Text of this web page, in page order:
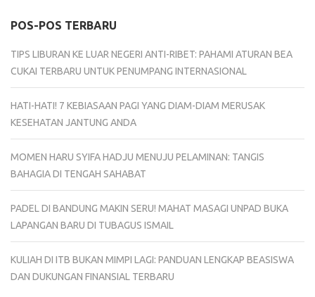
POS-POS TERBARU
TIPS LIBURAN KE LUAR NEGERI ANTI-RIBET: PAHAMI ATURAN BEA
CUKAI TERBARU UNTUK PENUMPANG INTERNASIONAL
HATI-HATI! 7 KEBIASAAN PAGI YANG DIAM-DIAM MERUSAK
KESEHATAN JANTUNG ANDA
MOMEN HARU SYIFA HADJU MENUJU PELAMINAN: TANGIS
BAHAGIA DI TENGAH SAHABAT
PADEL DI BANDUNG MAKIN SERU! MAHAT MASAGI UNPAD BUKA
LAPANGAN BARU DI TUBAGUS ISMAIL
KULIAH DI ITB BUKAN MIMPI LAGI: PANDUAN LENGKAP BEASISWA
DAN DUKUNGAN FINANSIAL TERBARU